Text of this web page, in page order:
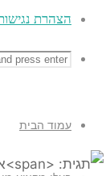
הצהרת נגישות
Search
Search
עמוד הבית